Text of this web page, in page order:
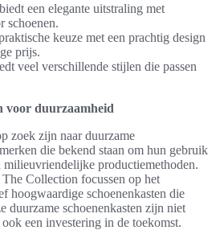
een elegante uitstraling met
schoenen.
keuze met een prachtig design
prijs.
veel verschillende stijlen die passen
voor duurzaamheid
zoek zijn naar duurzame
die bekend staan om hun gebruik
milieuvriendelijke productiemethoden.
Collection focussen op het
hoogwaardige schoenenkasten die
duurzame schoenenkasten zijn niet
een investering in de toekomst.